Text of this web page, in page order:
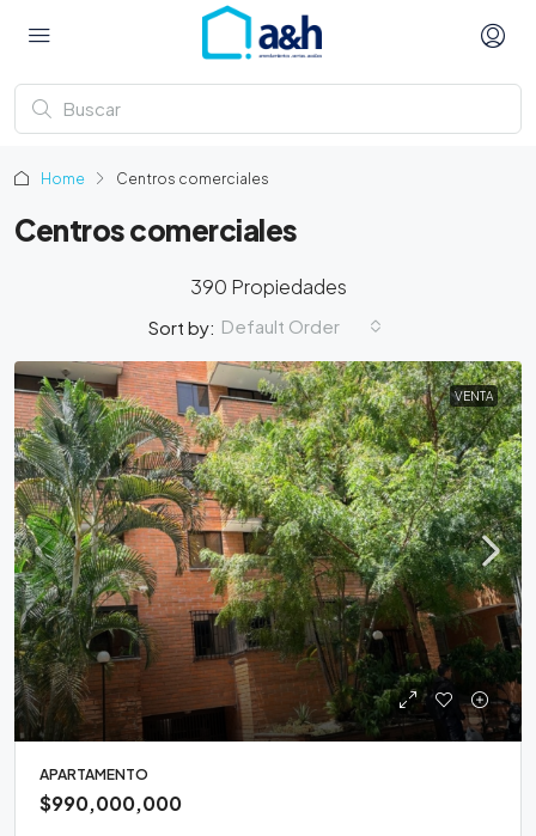
Home Centros comerciales
Centros comerciales
390 Propiedades
Sort by: Default Order
VENTA
APARTAMENTO
$990,000,000